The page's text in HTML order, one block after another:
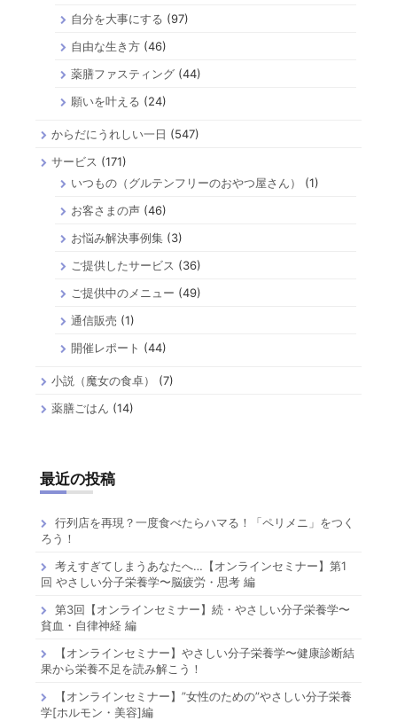
自分を大事にする (97)
自由な生き方 (46)
薬膳ファスティング (44)
願いを叶える (24)
からだにうれしい一日 (547)
サービス (171)
いつもの（グルテンフリーのおやつ屋さん）
(1)
お客さまの声 (46)
お悩み解決事例集 (3)
ご提供したサービス (36)
ご提供中のメニュー (49)
通信販売 (1)
開催レポート (44)
小説（魔女の食卓）
(7)
薬膳ごはん (14)
最近の投稿
行列店を再現？一度食べたらハマる！「ペリメニ」をつく
ろう！
考えすぎてしまうあなたへ…【オンラインセミナー】第1
回 やさしい分子栄養学〜脳疲労・思考 編
第3回【オンラインセミナー】続・やさしい分子栄養学〜
貧血・自律神経 編
【オンラインセミナー】やさしい分子栄養学〜健康診断結
果から栄養不足を読み解こう！
【オンラインセミナー】”女性のための”やさしい分子栄養
学[ホルモン・美容]編